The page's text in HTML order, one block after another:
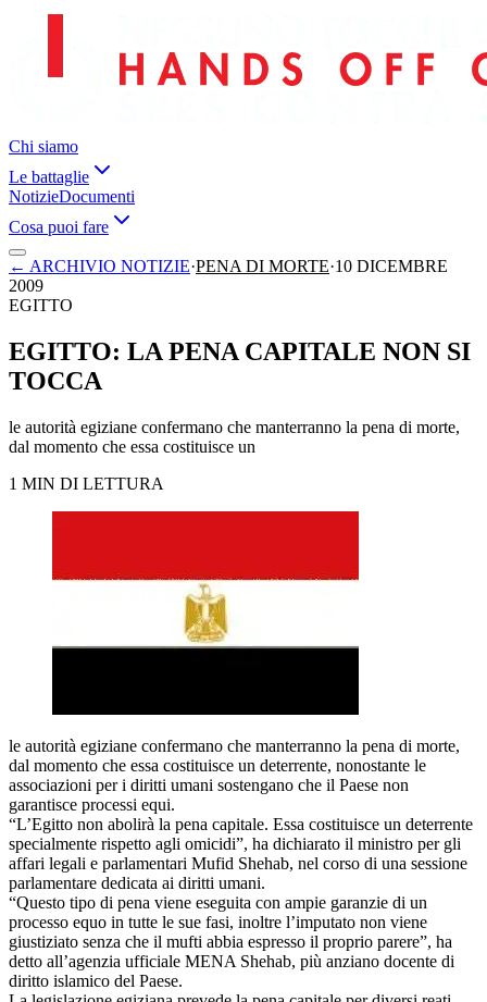
Chi siamo
Le battaglie
NotizieDocumenti
Cosa puoi fare
← ARCHIVIO NOTIZIE·PENA DI MORTE·10 DICEMBRE
2009
EGITTO
EGITTO: LA PENA CAPITALE NON SI
TOCCA
le autorità egiziane confermano che manterranno la pena di morte,
dal momento che essa costituisce un
1 MIN DI LETTURA
le autorità egiziane confermano che manterranno la pena di morte,
dal momento che essa costituisce un deterrente, nonostante le
associazioni per i diritti umani sostengano che il Paese non
garantisce processi equi.
“L’Egitto non abolirà la pena capitale. Essa costituisce un deterrente
specialmente rispetto agli omicidi”, ha dichiarato il ministro per gli
affari legali e parlamentari Mufid Shehab, nel corso di una sessione
parlamentare dedicata ai diritti umani.
“Questo tipo di pena viene eseguita con ampie garanzie di un
processo equo in tutte le sue fasi, inoltre l’imputato non viene
giustiziato senza che il mufti abbia espresso il proprio parere”, ha
detto all’agenzia ufficiale MENA Shehab, più anziano docente di
diritto islamico del Paese.